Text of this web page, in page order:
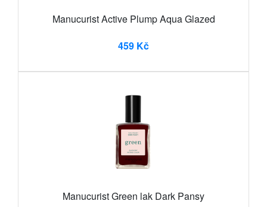
Manucurist Active Plump Aqua Glazed
459 Kč
Manucurist Green lak Dark Pansy